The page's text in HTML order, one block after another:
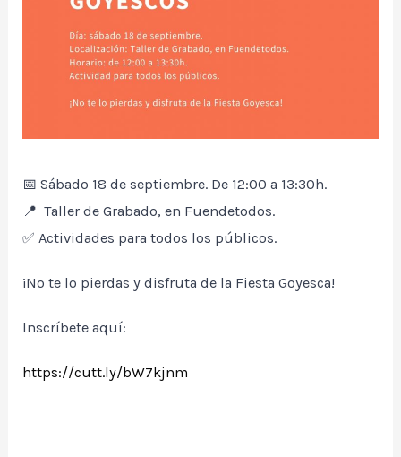
📅 Sábado 18 de septiembre. De 12:00 a 13:30h.
📍 Taller de Grabado, en Fuendetodos.
✅ Actividades para todos los públicos.
¡No te lo pierdas y disfruta de la Fiesta Goyesca!
Inscríbete aquí:
https://cutt.ly/bW7kjnm